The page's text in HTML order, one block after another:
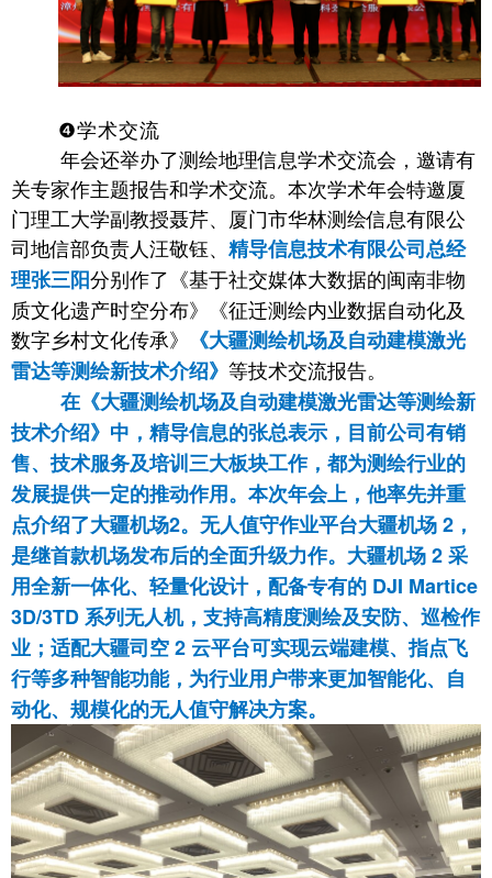
❹学术交流
年会还举办了测绘地理信息学术交流会，邀请有
关专家作主题报告和学术交流。本次学术年会特邀厦
门理工大学副教授聂芹、厦门市华林测绘信息有限公
司地信部负责人汪敬钰、 精导信息技术有限公司总经
理张三阳分别作了《基于社交媒体大数据的闽南非物
质文化遗产时空分布》《征迁测绘内业数据自动化及
数字乡村文化传承》
《大疆测绘机场及自动建模激光
雷达等测绘新技术介绍》 等技术交流报告。
在《大疆测绘机场及自动建模激光雷达等测绘新
技术介绍》中，精导信息的张总表示，目前公司有销
售、技术服务及培训三大板块工作，都为测绘行业的
发展提供一定的推动作用。本次年会上，他率先并重
点介绍了大疆机场2。无人值守作业平台大疆机场 2，
是继首款机场发布后的全面升级力作。大疆机场 2 采
用全新一体化、轻量化设计，配备专有的 DJI Martice
3D/3TD 系列无人机，支持高精度测绘及安防、巡检作
业；适配大疆司空 2 云平台可实现云端建模、指点飞
行等多种智能功能，为行业用户带来更加智能化、自
动化、规模化的无人值守解决方案。